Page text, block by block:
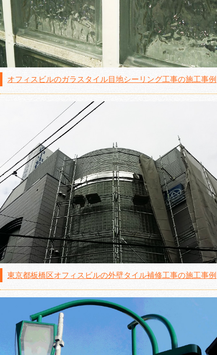
オフィスビルのガラスタイル目地シーリング工事の施工事例
東京都板橋区オフィスビルの外壁タイル補修工事の施工事例